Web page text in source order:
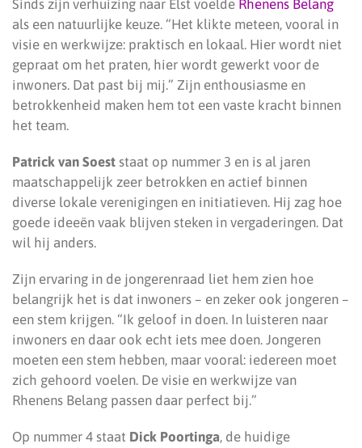
Sinds zijn verhuizing naar Elst voelde Rhenens Belang
als een natuurlijke keuze. “Het klikte meteen, vooral in
visie en werkwijze: praktisch en lokaal. Hier wordt niet
gepraat om het praten, hier wordt gewerkt voor de
inwoners. Dat past bij mij.” Zijn enthousiasme en
betrokkenheid maken hem tot een vaste kracht binnen
het team.
Patrick van Soest staat op nummer 3 en is al jaren
maatschappelijk zeer betrokken en actief binnen
diverse lokale verenigingen en initiatieven. Hij zag hoe
goede ideeën vaak blijven steken in vergaderingen. Dat
wil hij anders.
Zijn ervaring in de jongerenraad liet hem zien hoe
belangrijk het is dat inwoners – en zeker ook jongeren –
een stem krijgen. “Ik geloof in doen. In luisteren naar
inwoners en daar ook echt iets mee doen. Jongeren
moeten een stem hebben, maar vooral: iedereen moet
zich gehoord voelen. De visie en werkwijze van
Rhenens Belang passen daar perfect bij.”
Op nummer 4 staat Dick Poortinga, de huidige